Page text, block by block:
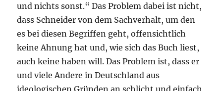
und nichts sonst.“ Das Problem dabei ist nicht,
dass Schneider von dem Sachverhalt, um den
es bei diesen Begriffen geht, offensichtlich
keine Ahnung hat und, wie sich das Buch liest,
auch keine haben will. Das Problem ist, dass er
und viele Andere in Deutschland aus
ideologischen Gründen an schlicht und einfach